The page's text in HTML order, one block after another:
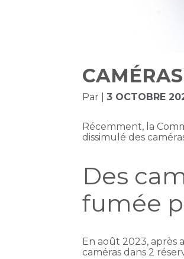
Par |3 OCTOBRE
Récemment, la
dissimulé des
Des
fumée
En août 2023, après
caméras dans 2